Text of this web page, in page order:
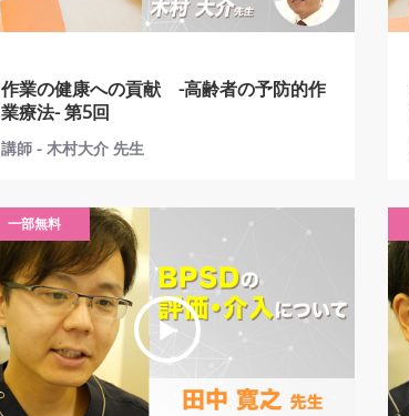
作業の健康への貢献 -高齢者の予防的作
業療法- 第5回
講師 - 木村大介 先生
一部無料